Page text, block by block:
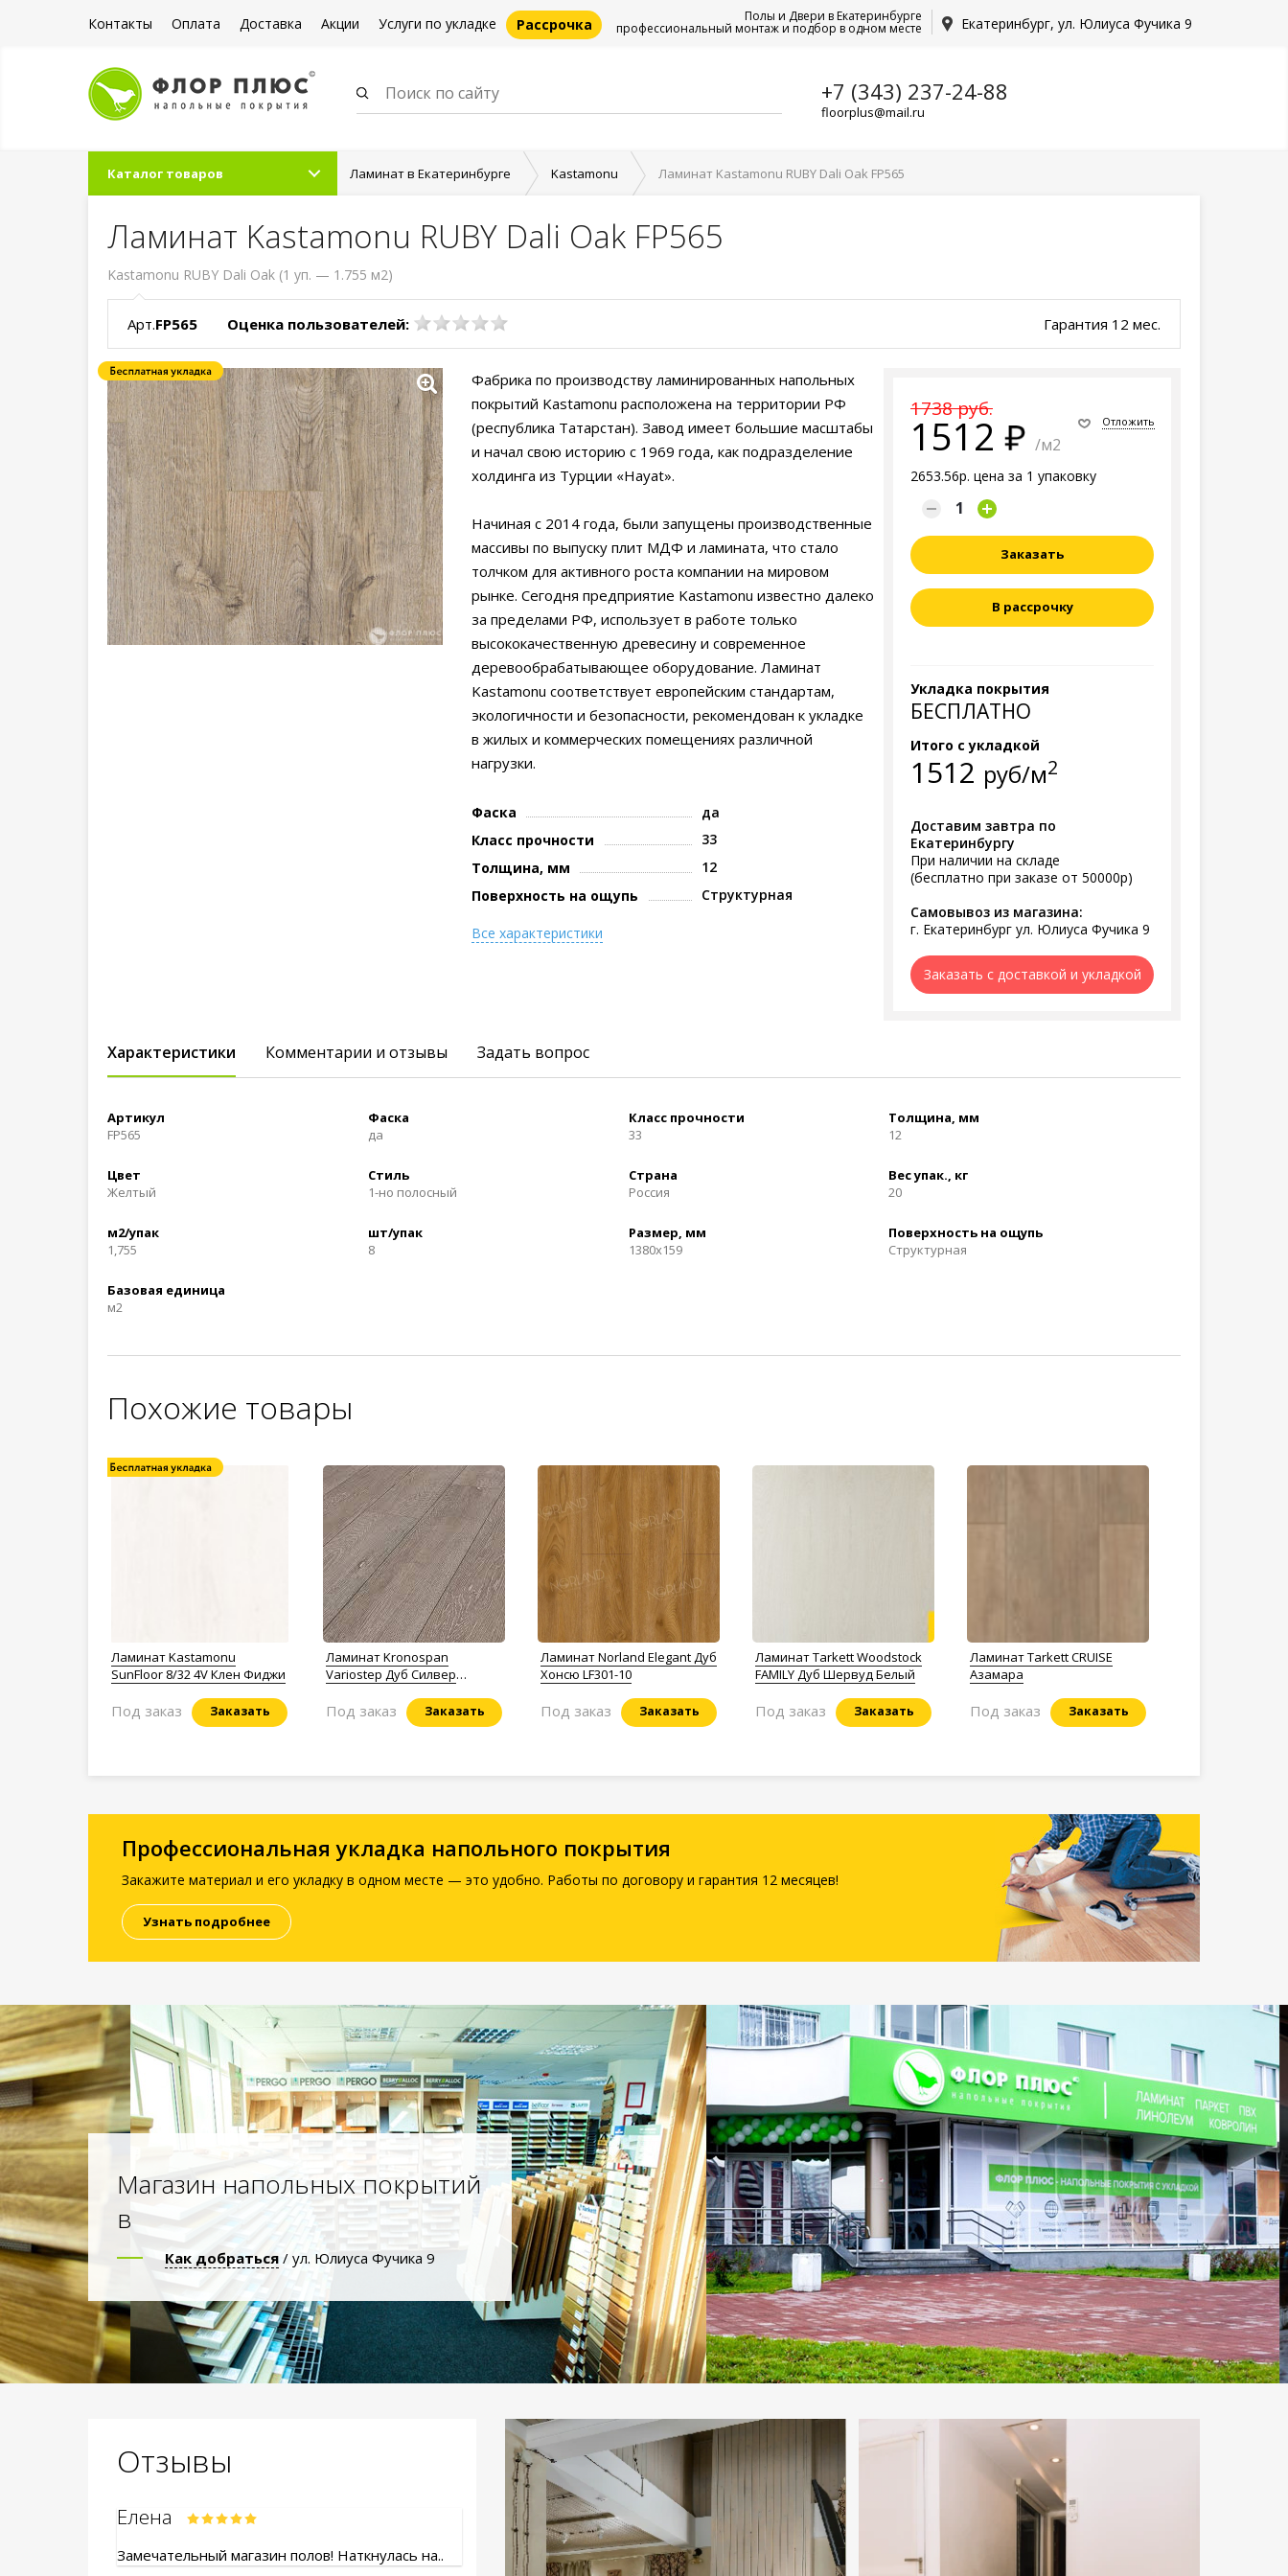
Контакты Оплата Доставка Акции Услуги по укладке Рассрочка Екатеринбург, ул. Юлиуса Фучика 9
Полы и Двери в Екатеринбурге
профессиональный монтаж и подбор в одном месте
+7 (343) 237-24-88
floorplus@mail.ru
Каталог товаров Ламинат в Екатеринбурге Kastamonu Ламинат Kastamonu RUBY Dali Oak FP565
Ламинат Kastamonu RUBY Dali Oak FP565
Kastamonu RUBY Dali Oak (1 уп. — 1.755 м2)
Арт.FP565 Оценка пользователей: Гарантия 12 мес.
1738 руб.
1512 /м2
2653.56р. цена за 1 упаковку
Отложить
Заказать
В рассрочку
Укладка покрытия
БЕСПЛАТНО
Итого с укладкой
1512 руб/м2
Доставим завтра по
Екатеринбургу
При наличии на складе
(бесплатно при заказе от 50000р)
Самовывоз из магазина:
г. Екатеринбург ул. Юлиуса Фучика 9
Заказать с доставкой и укладкой
Фабрика по производству ламинированных напольных
покрытий Kastamonu расположена на территории РФ
(республика Татарстан). Завод имеет большие масштабы
и начал свою историю с 1969 года, как подразделение
холдинга из Турции «Hayat».
Начиная с 2014 года, были запущены производственные
массивы по выпуску плит МДФ и ламината, что стало
толчком для активного роста компании на мировом
рынке. Сегодня предприятие Kastamonu известно далеко
за пределами РФ, использует в работе только
высококачественную древесину и современное
деревообрабатывающее оборудование. Ламинат
Kastamonu соответствует европейским стандартам,
экологичности и безопасности, рекомендован к укладке
в жилых и коммерческих помещениях различной
нагрузки.
Фаска
да
Класс прочности
33
Толщина, мм
12
Поверхность на ощупь
Структурная
Все характеристики
Характеристики Комментарии и отзывы Задать вопрос
Артикул
FP565
Фаска
да
Класс прочности
33
Толщина, мм
12
Цвет
Желтый
Стиль
1-но полосный
Страна
Россия
Вес упак., кг
20
м2/упак
1,755
шт/упак
8
Размер, мм
1380x159
Поверхность на ощупь
Структурная
Базовая единица
м2
Похожие товары
Ламинат Kastamonu
SunFloor 8/32 4V Клен Фиджи
Заказать
Под заказ
Ламинат Kronospan
Variostep Дуб Силвер
Заказать
Под заказ
Ламинат Norland Elegant Дуб
Хонсю LF301-10
Заказать
Под заказ
Ламинат Tarkett Woodstock
FAMILY Дуб Шервуд Белый
Заказать
Под заказ
Ламинат Tarkett CRUISE
Азамара
Заказать
Под заказ
Профессиональная укладка напольного покрытия
Закажите материал и его укладку в одном месте — это удобно. Работы по договору и гарантия 12 месяцев!
Узнать подробнее
Магазин напольных покрытий
в
Как добраться / ул. Юлиуса Фучика 9
Отзывы
Елена
Замечательный магазин полов! Наткнулась на..